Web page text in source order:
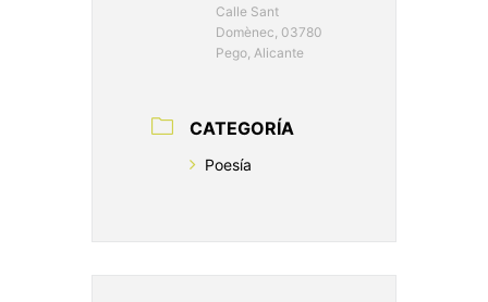
Calle Sant
Domènec, 03780
Pego, Alicante
CATEGORÍA
Poesía